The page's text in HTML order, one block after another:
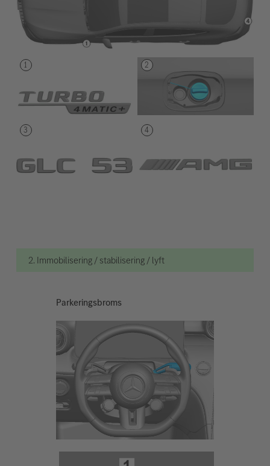
2. Immobilisering / stabilisering / lyft
Parkeringsbroms